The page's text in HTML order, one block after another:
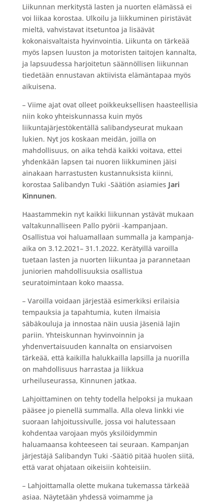
Liikunnan merkitystä lasten ja nuorten elämässä ei
voi liikaa korostaa. Ulkoilu ja liikkuminen piristävät
mieltä, vahvistavat itsetuntoa ja lisäävät
kokonaisvaltaista hyvinvointia. Liikunta on tärkeää
myös lapsen luuston ja motoristen taitojen kannalta,
ja lapsuudessa harjoitetun säännöllisen liikunnan
tiedetään ennustavan aktiivista elämäntapaa myös
aikuisena.
– Viime ajat ovat olleet poikkeuksellisen haasteellisia
niin koko yhteiskunnassa kuin myös
liikuntajärjestökentällä salibandyseurat mukaan
lukien. Nyt jos koskaan meidän, joilla on
mahdollisuus, on aika tehdä kaikki voitava, ettei
yhdenkään lapsen tai nuoren liikkuminen jäisi
ainakaan harrastusten kustannuksista kiinni,
korostaa Salibandyn Tuki -Säätiön asiamies Jari
Kinnunen.
Haastammekin nyt kaikki liikunnan ystävät mukaan
valtakunnalliseen Pallo pyörii -kampanjaan.
Osallistua voi haluamallaan summalla ja kampanja-
aika on 3.12.2021– 31.1.2022. Kerätyillä varoilla
tuetaan lasten ja nuorten liikuntaa ja parannetaan
juniorien mahdollisuuksia osallistua
seuratoimintaan koko maassa.
– Varoilla voidaan järjestää esimerkiksi erilaisia
tempauksia ja tapahtumia, kuten ilmaisia
säbäkouluja ja innostaa näin uusia jäseniä lajin
pariin. Yhteiskunnan hyvinvoinnin ja
yhdenvertaisuuden kannalta on ensiarvoisen
tärkeää, että kaikilla halukkailla lapsilla ja nuorilla
on mahdollisuus harrastaa ja liikkua
urheiluseurassa, Kinnunen jatkaa.
Lahjoittaminen on tehty todella helpoksi ja mukaan
pääsee jo pienellä summalla. Alla oleva linkki vie
suoraan lahjoitussivulle, jossa voi halutessaan
kohdentaa varojaan myös yksilöidymmin
haluamaansa kohteeseen tai seuraan. Kampanjan
järjestäjä Salibandyn Tuki -Säätiö pitää huolen siitä,
että varat ohjataan oikeisiin kohteisiin.
– Lahjoittamalla olette mukana tukemassa tärkeää
asiaa. Näytetään yhdessä voimamme ja